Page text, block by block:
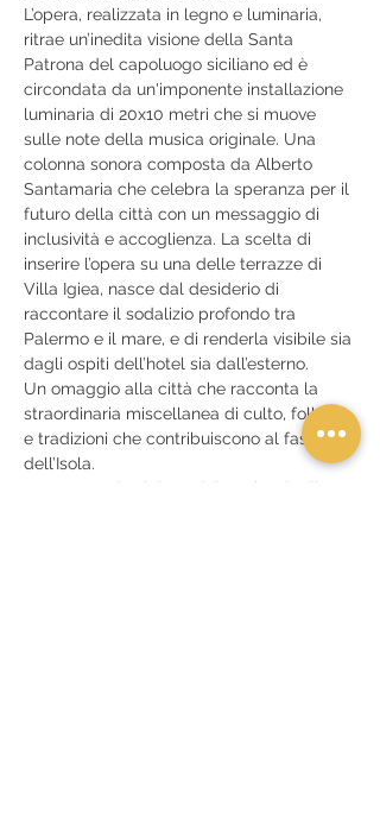
L’opera, realizzata in legno e luminaria,
ritrae un’inedita visione della Santa
Patrona del capoluogo siciliano ed è
circondata da un'imponente installazione
luminaria di 20x10 metri che si muove
sulle note della musica originale. Una
colonna sonora composta da Alberto
Santamaria che celebra la speranza per il
futuro della città con un messaggio di
inclusività e accoglienza. La scelta di
inserire l’opera su una delle terrazze di
Villa Igiea, nasce dal desiderio di
raccontare il sodalizio profondo tra
Palermo e il mare, e di renderla visibile sia
dagli ospiti dell’hotel sia dall’esterno.
Un omaggio alla città che racconta la
straordinaria miscellanea di culto, folklore
e tradizioni che contribuiscono al fascino
dell’Isola.
Lo spettacolo si tiene dal 12 al 14 luglio